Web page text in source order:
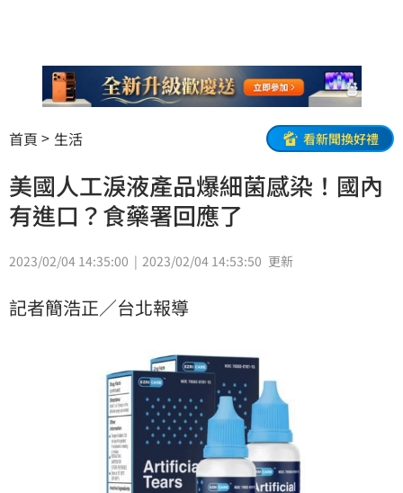
首頁 生活 看新聞換好禮
美國人工淚液產品爆細菌感染！國內
有進口？食藥署回應了
2023/02/04 14:35:00 2023/02/04 14:53:50 更新
記者簡浩正／台北報導